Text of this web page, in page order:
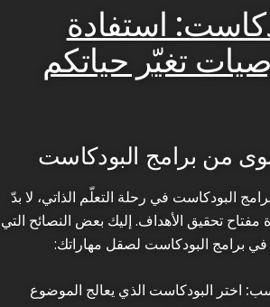
استفادة
تغيّر حياتكم
من برامج البودكاست
البودكاست في رحلة التعلّم الذاتي، لا بدّ
تحقيق الأهداف. إليك بعض النصائح التي
برامج البودكاست لصقل مهاراتك:
اختر البودكاست الذي يعالج الموضوع